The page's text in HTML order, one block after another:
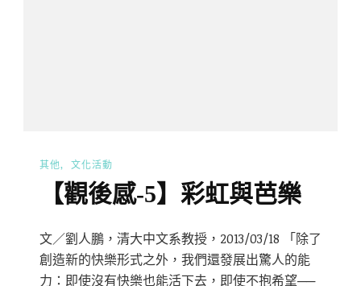
其他 文化活動
【觀後感-5】彩虹與芭樂
文／劉人鵬，清大中文系教授，2013/03/18 「除了
創造新的快樂形式之外，我們還發展出驚人的能
力：即使沒有快樂也能活下去，即使不抱希望──